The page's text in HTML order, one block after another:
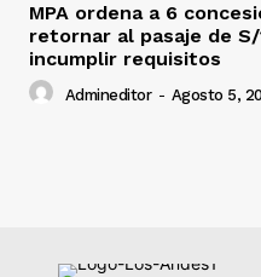
MPA ordena a 6
retornar al pasaje de
incumplir requisitos
Admineditor - Agosto 5,